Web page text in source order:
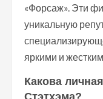
«Форсаж». Эти
уникальную
яркими и
Какова
Стэтхэма?